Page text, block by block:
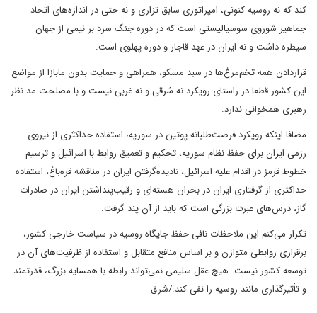
کند که نه روسیه کنونی، امپراتوری سابق تزاری و نه حتی در اندازه‌های اتحاد
جماهیر شوروی سوسیالیستی است که در دوره جنگ سرد بر نیمی از جهان
سیطره داشت و نه ایران در عهد قاجار و دوره پهلوی است.
قراردادن همه تخم‌مرغ‌ها در سبد مسکو، همراهی و حمایت بدون مابازا از مواضع
این کشور قطعا در راستای رویکرد نه شرقی و نه غربی نیست و با مصلحت مد نظر
رهبری همخوانی ندارد.
مضافا اینکه رویکرد فرصت‌طلبانه پوتین در سوریه، استفاده حداکثری از نیروی
رزمی ایران برای حفظ نظام سوریه، تحکیم و تعمیق روابط با اسرائیل و ترسیم
خطوط قرمز در اقدام علیه اسرائیل، نادیده‌گرفتن ایران در مناقشه قره‌باغ، استفاده
حداکثری از گرفتاری ایران در بحران هسته‌ای و رقیب‌پنداشتن ایران در صادرات
گاز، درس‌های عبرت بزرگی است که باید از آن پند گرفت.
تکرار می‌کنم این ملاحظات نافی حفظ جایگاه روسیه در سیاست خارجی کشور،
برقراری روابطی متوازن و بر اساس منافع متقابل و استفاده از ظرفیت‌های آن در
توسعه کشور نیست. هیچ عقل سلیمی نمی‌تواند رابطه با همسایه بزرگ، قدرتمند
و تأثیرگذاری مانند روسیه را نفی کند./شرق